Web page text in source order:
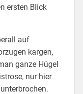
ersten Blick
auf
kargen,
ganze Hügel
nur hier